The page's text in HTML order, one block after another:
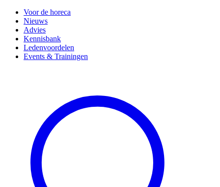
Voor de horeca
Nieuws
Advies
Kennisbank
Ledenvoordelen
Events & Trainingen